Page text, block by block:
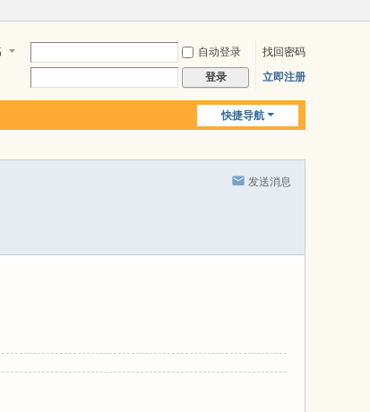
自动登录
找回密码
登录 立即注册
快捷导航
发送消息